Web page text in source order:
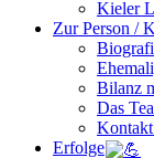
Kieler
Zur Person /
Bilanz
Das
Erfolge